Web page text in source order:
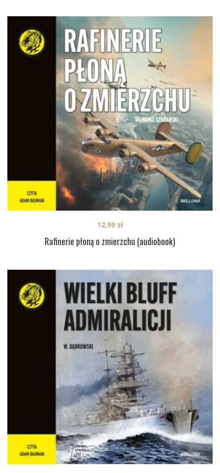
Rafinerie płoną o zmierzchu (audiobook)
12,99 zł